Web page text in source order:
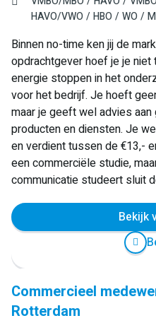
HAVO/VWO
HBO WO
Binnen no-time ken jij de
opdrachtgever hoef je je niet
energie stoppen in het
voor het bedrijf. Je hoeft
maar je geeft wel advies
producten en diensten. Je
en verdient tussen de €13,-
een commerciële studie,
communicatie studeert sluit
Bekijk
Commercieel
Rotterdam